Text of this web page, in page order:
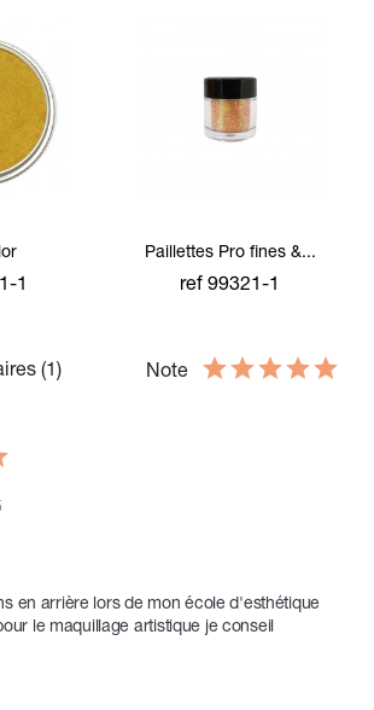
1
Paillettes Pro fines &...
ref 99321-1
(1) Note
en arrière lors de mon école d'esthétique
le maquillage artistique je conseil